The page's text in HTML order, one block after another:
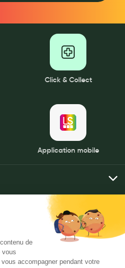
Click & Collect
Application mobile
personnelles